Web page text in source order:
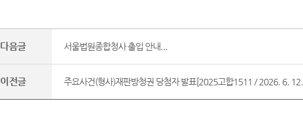
다음글 서울법원종합청사 출입 안내...
이전글 주요사건(형사)재판방청권 당첨자 발표[2025고합1511 / 2026. 6. 12...